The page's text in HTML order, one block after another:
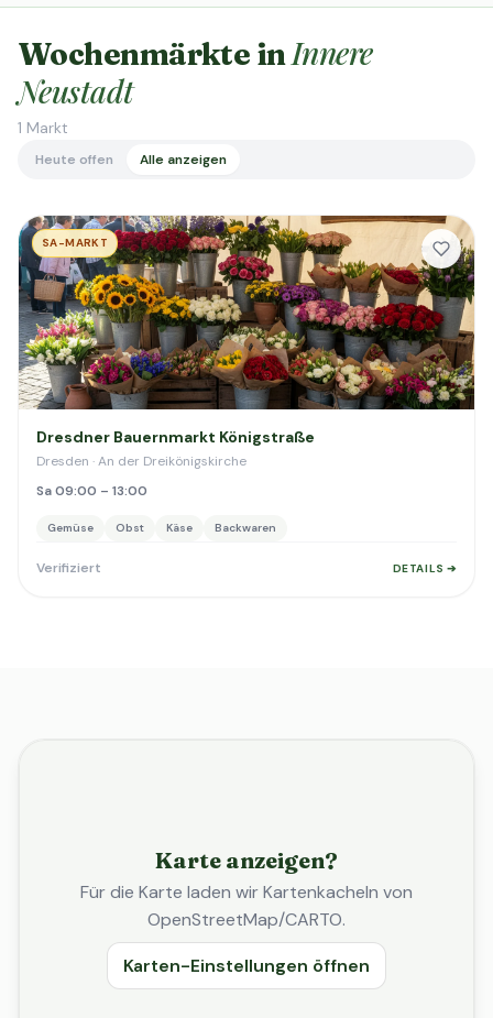
Wochenmärkte inInnere
Neustadt
1 Markt
Heute offen Alle anzeigen
SA-MARKT
Dresdner Bauernmarkt Königstraße
Dresden · An der Dreikönigskirche
Sa 09:00 – 13:00
Gemüse Obst Käse Backwaren
Verifiziert DETAILS ➔
Karte anzeigen?
Für die Karte laden wir Kartenkacheln von
OpenStreetMap/CARTO.
Karten-Einstellungen öffnen